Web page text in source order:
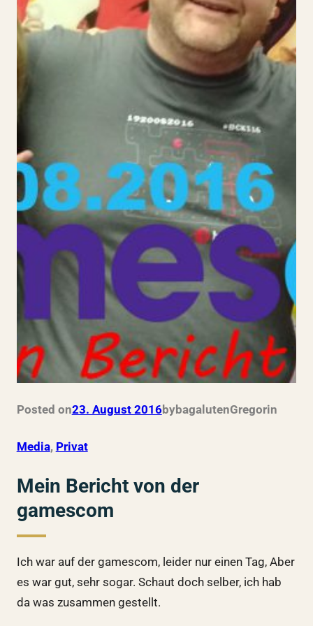
Posted on23. August 2016bybagalutenGregorin
Media, Privat
Mein Bericht von der
gamescom
Ich war auf der gamescom, leider nur einen Tag, Aber
es war gut, sehr sogar. Schaut doch selber, ich hab
da was zusammen gestellt.